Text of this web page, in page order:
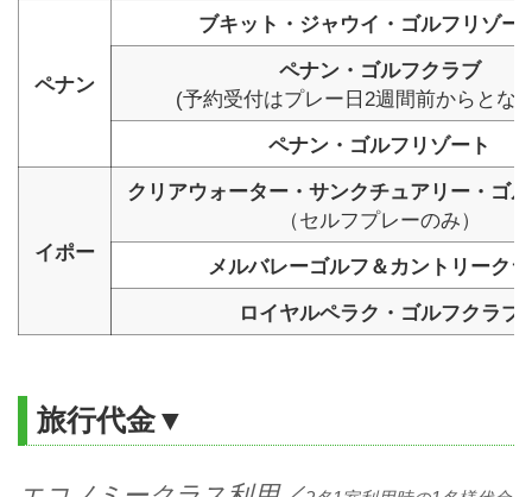
ペナン
ブキット・ジャウイ・ゴルフリゾ
ペナン・ゴルフクラブ
(予約受付はプレー日2週間前からとな
ペナン・ゴルフリゾート
イポー
クリアウォーター・サンクチュアリー・ゴ
（セルフプレーのみ）
メルバレーゴルフ＆カントリーク
ロイヤルペラク・ゴルフクラブ
旅行代金▼